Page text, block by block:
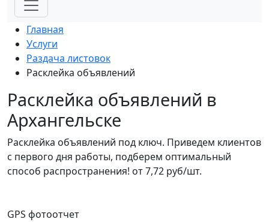
Главная
Услуги
Раздача листовок
Расклейка объявлений
Расклейка объявлений в
Архангельске
Расклейка объявлений под ключ. Приведем клиентов
с первого дня работы, подберем оптимальный
способ распространения! от 7,72 руб/шт.
GPS фотоотчет